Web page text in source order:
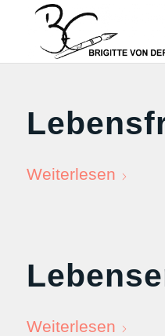
Weiterlesen
Weiterlesen